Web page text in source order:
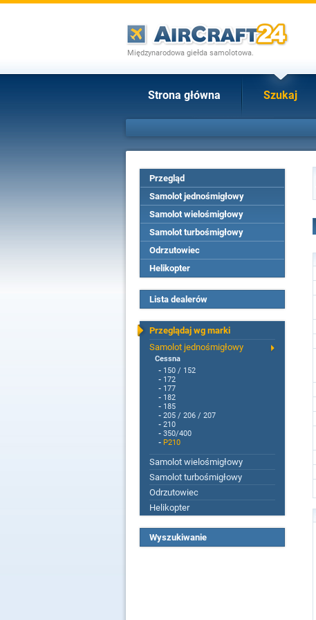
Międzynarodowa giełda samolotowa.
Strona główna Szukaj
Przegląd
Samolot jednośmigłowy
Samolot wielośmigłowy
Samolot turbośmigłowy
Odrzutowiec
Helikopter
Lista dealerów
Przeglądaj wg marki
Samolot jednośmigłowy
Cessna
- 150 / 152
- 172
- 177
- 182
- 185
- 205 / 206 / 207
- 210
- 350/400
- P210
Samolot wielośmigłowy
Samolot turbośmigłowy
Odrzutowiec
Helikopter
Wyszukiwanie